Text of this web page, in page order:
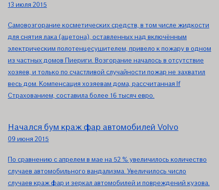
13 июля 2015
Самовозгорание косметических средств, в том числе жидкости
для снятия лака (ацетона), оставленных над включённым
электрическим полотенцесушителем, привело к пожару в одном
из частных домов Пиериги. Возгорание началось в отсутствие
хозяев, и только по счастливой случайности пожар не захватил
весь дом. Компенсация хозяевам дома, рассчитанная If
Страхованием, составила более 16 тысяч евро.
Начался бум краж фар автомобилей Volvo
09 июня 2015
По сравнению с апрелем в мае на 52 % увеличилось количество
случаев автомобильного вандализма. Увеличилось число
случаев краж фар и зеркал автомобилей и повреждений кузова.